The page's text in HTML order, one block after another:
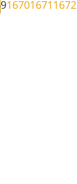
16701671 1672